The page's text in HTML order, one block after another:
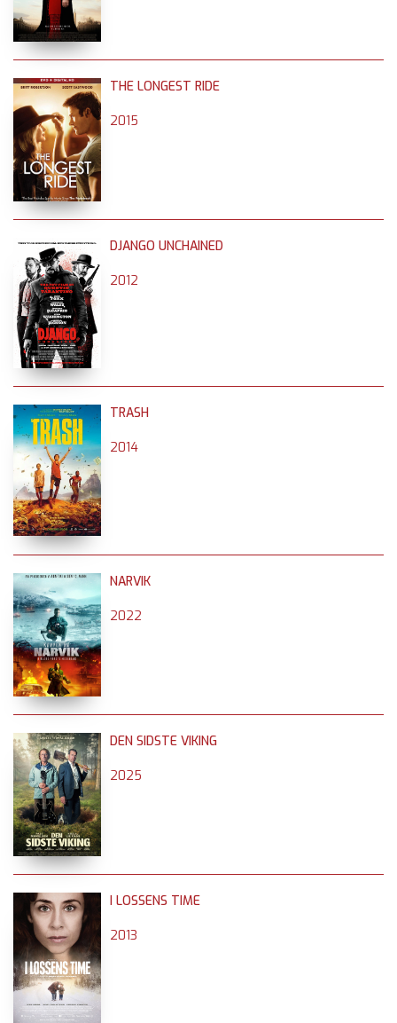
THE LONGEST RIDE
2015
DJANGO UNCHAINED
2012
TRASH
2014
NARVIK
2022
DEN SIDSTE VIKING
2025
I LOSSENS TIME
2013